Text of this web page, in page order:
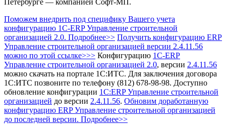
Поможем внедрить под специфику Вашего учета
конфигурацию 1С-ERP Управление строительной
организацией 2.0. Подробнее>> Получить конфигурацию ERP
Управление строительной организацией версии 2.4.11.56
можно по этой ссылке>>> Конфигурацию 1С-ERP
Управление строительной организацией 2.0, версии 2.4.11.56
можно скачать на портале 1С:ИТС. Для заключения договора
1С:ИТС позвоните по телефону (812) 678-98-98. Доступно
обновление конфигурации 1С:ERP Управление строительной
организацией до версии 2.4.11.56. Обновим доработанную
конфигурацию ERP Управление строительной организацией
до последней версии. Подробнее>>